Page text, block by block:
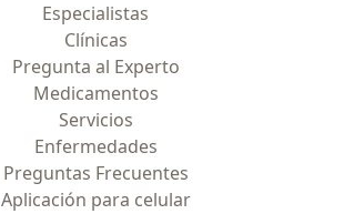
Especialistas
Clínicas
Pregunta al Experto
Medicamentos
Servicios
Enfermedades
Preguntas Frecuentes
Aplicación para celular